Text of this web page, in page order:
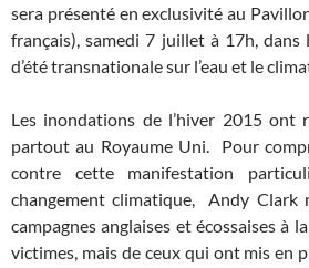
sera présenté en exclusivité au
français), samedi 7 juillet à 17h, dans
d’été transnationale sur l’eau et le
Les inondations de l’hiver 2015 ont
partout au Royaume Uni. Pour
contre cette manifestation
changement climatique, Andy Clark
campagnes anglaises et écossaises à
victimes, mais de ceux qui ont mis en